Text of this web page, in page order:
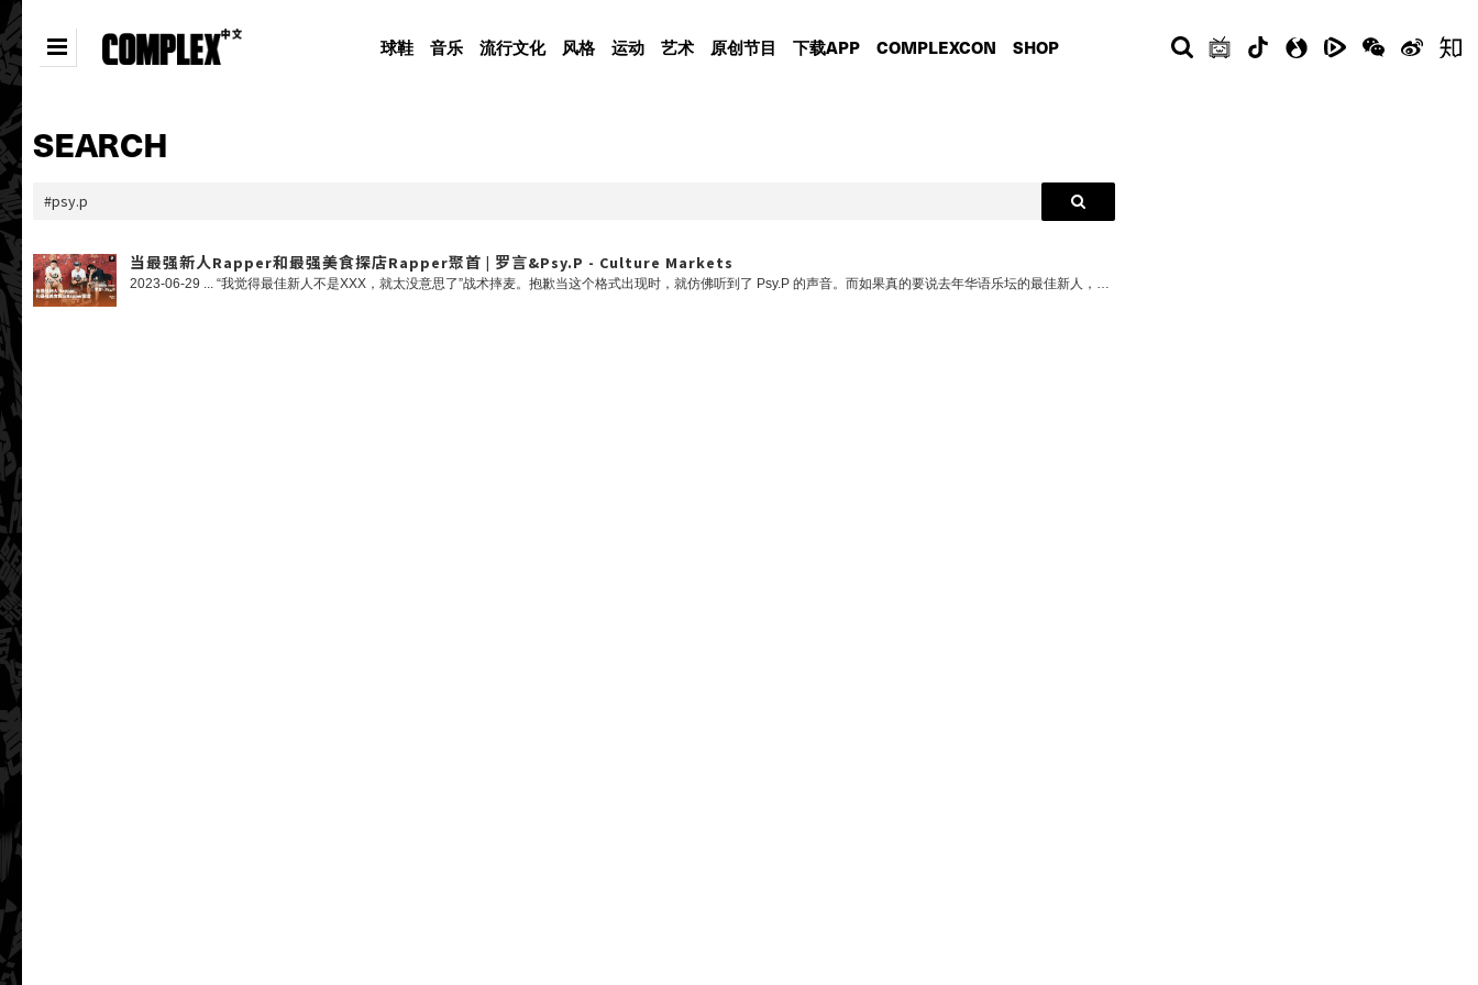
球鞋 音乐 流行文化 风格 运动 艺术 原创节目 下载APP COMPLEXCON SHOP
SEARCH
当最强新人Rapper和最强美食探店Rapper聚首 | 罗言&Psy.P - Culture Markets
2023-06-29 ... “我觉得最佳新人不是XXX，就太没意思了”战术摔麦。抱歉当这个格式出现时，就仿佛听到了 Psy.P 的声音。而如果真的要说去年华语乐坛的最佳新人，我相信 罗言 的名字的确是被反复提起的一位。在《Moon Baby》专辑中于罗言合作作品《天蝎座》的 Psy.P 同样助阵，让本期《Culture Markets流行是》节目效果拉满。